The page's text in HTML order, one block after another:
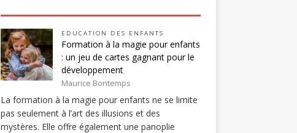
EDUCATION DES ENFANTS
Formation à la magie pour enfants
: un jeu de cartes gagnant pour le
développement
Maurice Bontemps
La formation à la magie pour enfants ne se limite
pas seulement à l’art des illusions et des
mystères. Elle offre également une panoplie